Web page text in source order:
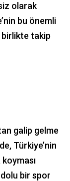
olarak
bu önemli
birlikte takip
galip gelme
Türkiye’nin
bir spor